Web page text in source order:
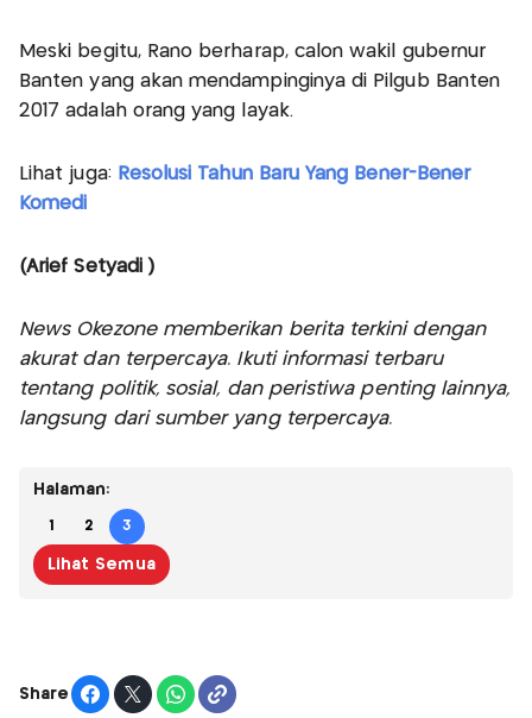
Meski begitu, Rano berharap, calon wakil gubernur
Banten yang akan mendampinginya di Pilgub Banten
2017 adalah orang yang layak.
Lihat juga: Resolusi Tahun Baru Yang Bener-Bener
Komedi
(Arief Setyadi )
News Okezone memberikan berita terkini dengan
akurat dan terpercaya. Ikuti informasi terbaru
tentang politik, sosial, dan peristiwa penting lainnya,
langsung dari sumber yang terpercaya.
Halaman:
1 2 3
Lihat Semua
Share